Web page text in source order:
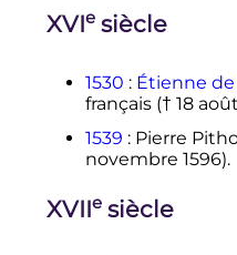
XVIe siècle
1530 : Étienne
français († 18
1539 : Pierre
novembre 1596).
XVIIe siècle